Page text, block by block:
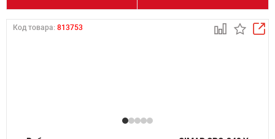
Код товара: 813753